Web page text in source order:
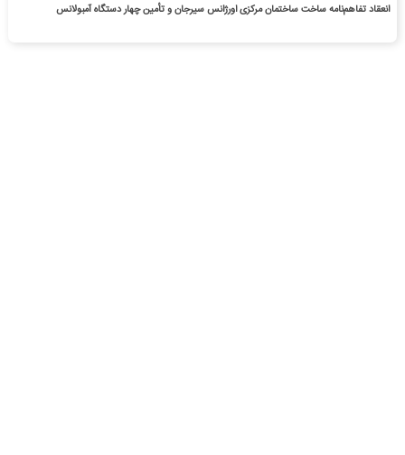
انعقاد تفاهم‌نامه ساخت ساختمان مرکزی اورژانس سیرجان و تأمین چهار دستگاه آمبولانس